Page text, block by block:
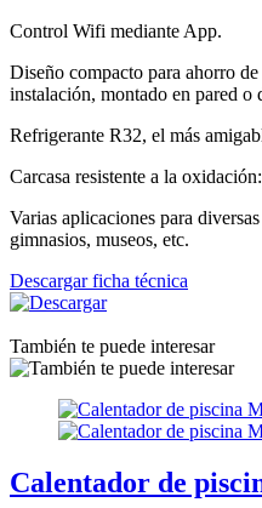
Control Wifi mediante App.
Diseño compacto para ahorro
instalación, montado en pared o
Refrigerante R32, el más
Carcasa resistente a la
Varias aplicaciones para
gimnasios, museos, etc.
Descargar ficha técnica
También te puede interesar
Calentador de